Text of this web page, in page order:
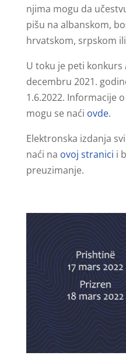
njima mogu da
pišu na albanskom,
hrvatskom, srpskom
U toku je peti konkurs
decembru 2021.
1.6.2022. Informacije
mogu se naći ovde.
Elektronska izdanja
naći na ovoj stranici i
preuzimanje.